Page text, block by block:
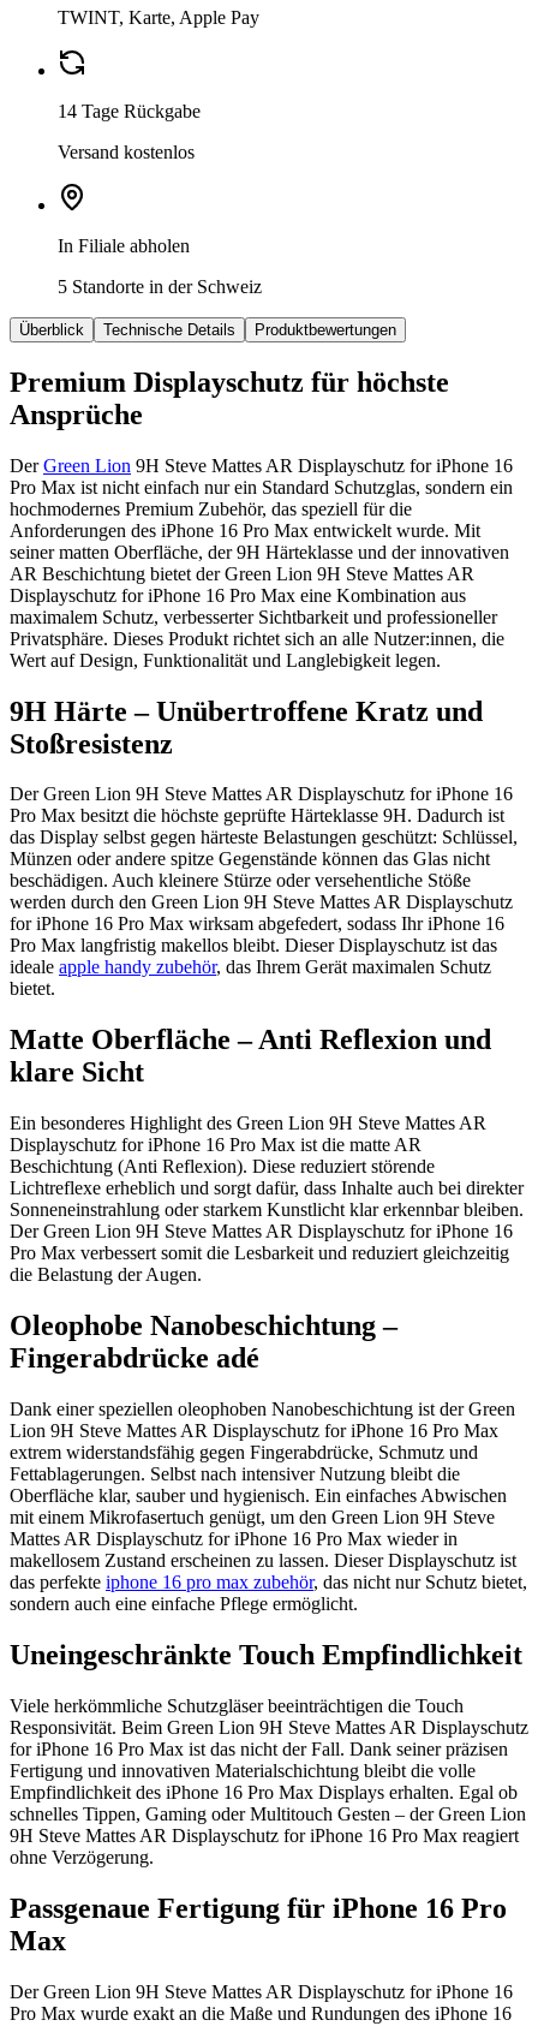
TWINT, Karte, Apple Pay
14 Tage Rückgabe
Versand kostenlos
In Filiale abholen
5 Standorte in der Schweiz
Überblick Technische Details Produktbewertungen
Premium Displayschutz für höchste
Ansprüche
DerGreen Lion 9H Steve Mattes AR Displayschutz for iPhone 16
Pro Max ist nicht einfach nur ein Standard Schutzglas, sondern ein
hochmodernes Premium Zubehör, das speziell für die
Anforderungen des iPhone 16 Pro Max entwickelt wurde. Mit
seiner matten Oberfläche, der 9H Härteklasse und der innovativen
AR Beschichtung bietet der Green Lion 9H Steve Mattes AR
Displayschutz for iPhone 16 Pro Max eine Kombination aus
maximalem Schutz, verbesserter Sichtbarkeit und professioneller
Privatsphäre. Dieses Produkt richtet sich an alle Nutzer:innen, die
Wert auf Design, Funktionalität und Langlebigkeit legen.
9H Härte – Unübertroffene Kratz und
Stoßresistenz
Der Green Lion 9H Steve Mattes AR Displayschutz for iPhone 16
Pro Max besitzt die höchste geprüfte Härteklasse 9H. Dadurch ist
das Display selbst gegen härteste Belastungen geschützt: Schlüssel,
Münzen oder andere spitze Gegenstände können das Glas nicht
beschädigen. Auch kleinere Stürze oder versehentliche Stöße
werden durch den Green Lion 9H Steve Mattes AR Displayschutz
for iPhone 16 Pro Max wirksam abgefedert, sodass Ihr iPhone 16
Pro Max langfristig makellos bleibt. Dieser Displayschutz ist das
ideale apple handy zubehör, das Ihrem Gerät maximalen Schutz
bietet.
Matte Oberfläche – Anti Reflexion und
klare Sicht
Ein besonderes Highlight des Green Lion 9H Steve Mattes AR
Displayschutz for iPhone 16 Pro Max ist die matte AR
Beschichtung (Anti Reflexion). Diese reduziert störende
Lichtreflexe erheblich und sorgt dafür, dass Inhalte auch bei direkter
Sonneneinstrahlung oder starkem Kunstlicht klar erkennbar bleiben.
Der Green Lion 9H Steve Mattes AR Displayschutz for iPhone 16
Pro Max verbessert somit die Lesbarkeit und reduziert gleichzeitig
die Belastung der Augen.
Oleophobe Nanobeschichtung –
Fingerabdrücke adé
Dank einer speziellen oleophoben Nanobeschichtung ist der Green
Lion 9H Steve Mattes AR Displayschutz for iPhone 16 Pro Max
extrem widerstandsfähig gegen Fingerabdrücke, Schmutz und
Fettablagerungen. Selbst nach intensiver Nutzung bleibt die
Oberfläche klar, sauber und hygienisch. Ein einfaches Abwischen
mit einem Mikrofasertuch genügt, um den Green Lion 9H Steve
Mattes AR Displayschutz for iPhone 16 Pro Max wieder in
makellosem Zustand erscheinen zu lassen. Dieser Displayschutz ist
das perfekte iphone 16 pro max zubehör, das nicht nur Schutz bietet,
sondern auch eine einfache Pflege ermöglicht.
Uneingeschränkte Touch Empfindlichkeit
Viele herkömmliche Schutzgläser beeinträchtigen die Touch
Responsivität. Beim Green Lion 9H Steve Mattes AR Displayschutz
for iPhone 16 Pro Max ist das nicht der Fall. Dank seiner präzisen
Fertigung und innovativen Materialschichtung bleibt die volle
Empfindlichkeit des iPhone 16 Pro Max Displays erhalten. Egal ob
schnelles Tippen, Gaming oder Multitouch Gesten – der Green Lion
9H Steve Mattes AR Displayschutz for iPhone 16 Pro Max reagiert
ohne Verzögerung.
Passgenaue Fertigung für iPhone 16 Pro
Max
Der Green Lion 9H Steve Mattes AR Displayschutz for iPhone 16
Pro Max wurde exakt an die Maße und Rundungen des iPhone 16